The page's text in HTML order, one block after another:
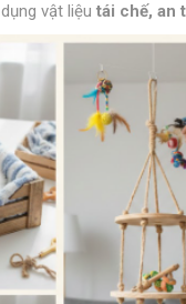
vật liệu tái chế, an